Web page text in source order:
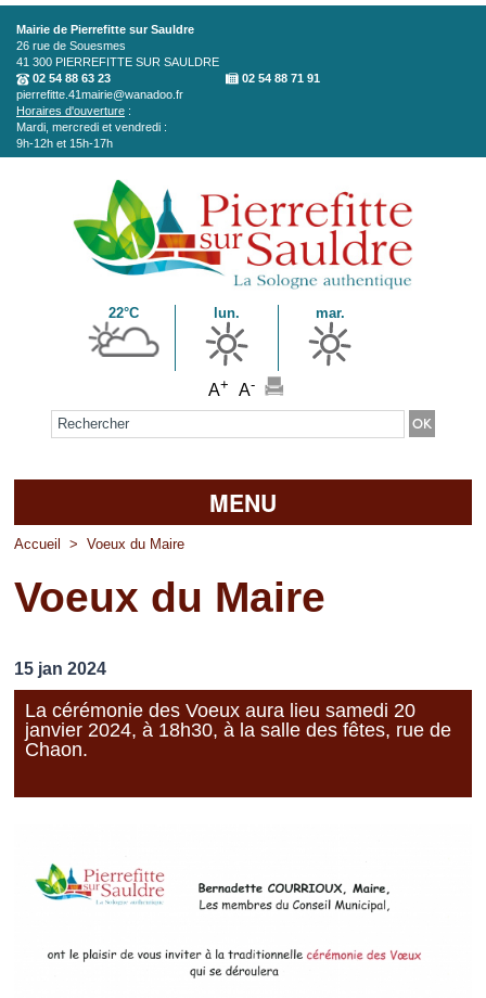
Aller au contenu principal
Mairie de Pierrefitte sur Sauldre
26 rue de Souesmes
41 300 PIERREFITTE SUR SAULDRE
02 54 88 63 23
02 54 88 71 91
pierrefitte.41mairie@wanadoo.fr
Horaires d'ouverture :
Mardi, mercredi et vendredi :
9h-12h et 15h-17h
22°C lun. mar.
A+ A-
Formulaire de recherche
MENU
Accueil
La mairie
Vie pratique
Vos professionnels
Accueil > Voeux du Maire
Voeux du Maire
15 jan 2024
La cérémonie des Voeux aura lieu samedi 20
janvier 2024, à 18h30, à la salle des fêtes, rue de
Chaon.